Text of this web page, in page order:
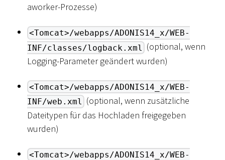
aworker-Prozesse)
<Tomcat>/webapps/ADONIS14_x/WEB-
INF/classes/logback.xml (optional, wenn
Logging-Parameter geändert wurden)
<Tomcat>/webapps/ADONIS14_x/WEB-
INF/web.xml (optional, wenn zusätzliche
Dateitypen für das Hochladen freigegeben
wurden)
<Tomcat>/webapps/ADONIS14_x/WEB-